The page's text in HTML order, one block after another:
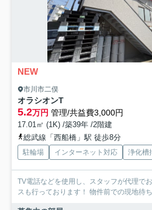
NEW
市川市二俣
オラシオンT
5.2万円 管理/共益費3,000円
17.01㎡ (1K) /築39年 /2階建
総武線「西船橋」駅 徒歩8分
駐輪場 インターネット対応 浄化槽
TV電話などを使用し、スタッフが代理で
スも行っております！ 物件前での現地待